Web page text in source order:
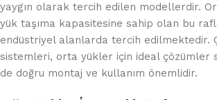
yaygın olarak tercih edilen modellerdir.
yük taşıma kapasitesine sahip olan bu
endüstriyel alanlarda tercih edilmektedir.
sistemleri, orta yükler için ideal çözümler
de doğru montaj ve kullanım önemlidir.